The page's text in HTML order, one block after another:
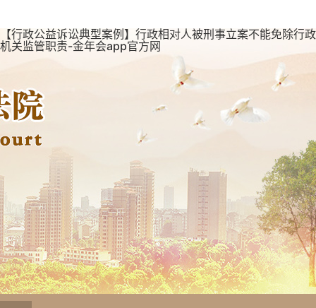
【行政公益诉讼典型案例】行政相对人被刑事立案不能免除行政
机关监管职责-金年会app官方网